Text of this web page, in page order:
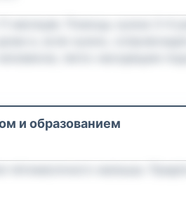
и образованием